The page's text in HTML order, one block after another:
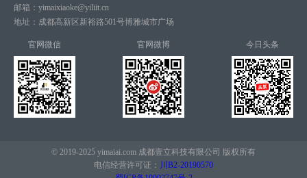
邮箱： yimaixiaoke@yiliit.cn
地址： 成都高新区新裕路501号博雅城市广场
官网微信 官网微博 今日头条
© 2019-2025 yimaiai.com 成都壹立科技有限公司 版权所有
电信经营许可证： 川B2-20190570